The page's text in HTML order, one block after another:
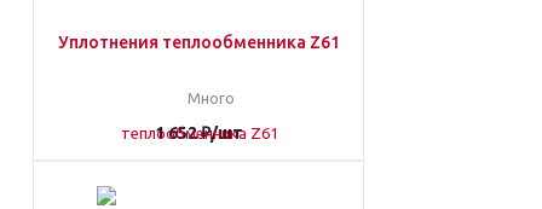
Уплотнения теплообменника Z61
Много
1 652₽/шт